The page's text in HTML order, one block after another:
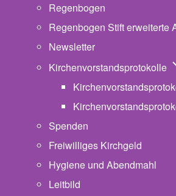
Regenbogen
Regenbogen Stift erweiterte
Newsletter
Kirchenvorstandsprotokolle
Spenden
Freiwilliges Kirchgeld
Hygiene und Abendmahl
Leitbild